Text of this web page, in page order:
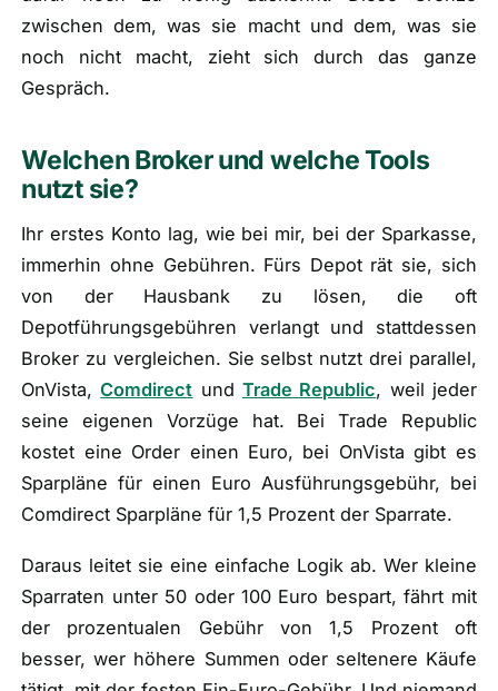
zwischen dem, was sie macht und dem, was sie
noch nicht macht, zieht sich durch das ganze
Gespräch.
Welchen Broker und welche Tools
nutzt sie?
Ihr erstes Konto lag, wie bei mir, bei der Sparkasse,
immerhin ohne Gebühren. Fürs Depot rät sie, sich
von der Hausbank zu lösen, die oft
Depotführungsgebühren verlangt und stattdessen
Broker zu vergleichen. Sie selbst nutzt drei parallel,
OnVista,Comdirect undTrade Republic, weil jeder
seine eigenen Vorzüge hat. Bei Trade Republic
kostet eine Order einen Euro, bei OnVista gibt es
Sparpläne für einen Euro Ausführungsgebühr, bei
Comdirect Sparpläne für 1,5 Prozent der Sparrate.
Daraus leitet sie eine einfache Logik ab. Wer kleine
Sparraten unter 50 oder 100 Euro bespart, fährt mit
der prozentualen Gebühr von 1,5 Prozent oft
besser, wer höhere Summen oder seltenere Käufe